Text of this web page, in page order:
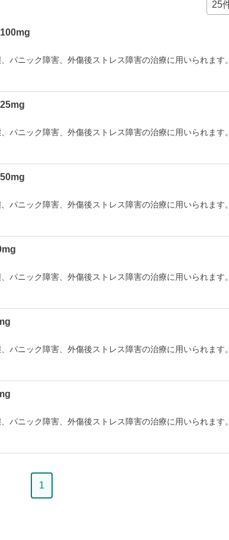
パニック障害、外傷後ストレス障害の治療に用いられます。
パニック障害、外傷後ストレス障害の治療に用いられます。
パニック障害、外傷後ストレス障害の治療に用いられます。
パニック障害、外傷後ストレス障害の治療に用いられます。
パニック障害、外傷後ストレス障害の治療に用いられます。
パニック障害、外傷後ストレス障害の治療に用いられます。
ペ
1